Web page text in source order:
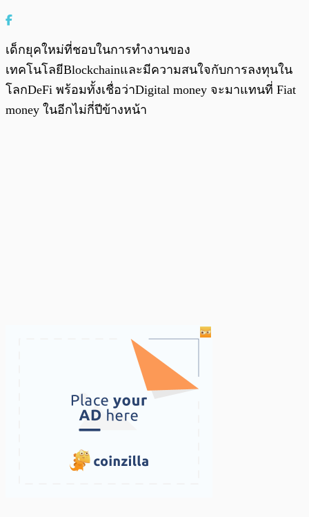
เด็กยุคใหม่ที่ชอบในการทำงานของ
เทคโนโลยีBlockchainและมีความสนใจกับการลงทุนใน
โลกDeFi พร้อมทั้งเชื่อว่าDigital money จะมาแทนที่ Fiat
money ในอีกไม่กี่ปีข้างหน้า